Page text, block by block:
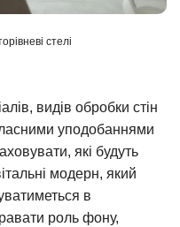
стелі
видів обробки стін
уподобаннями
які будуть
модерн, який
в
роль фону,